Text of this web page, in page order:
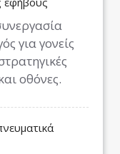
για γονείς
οθόνες.